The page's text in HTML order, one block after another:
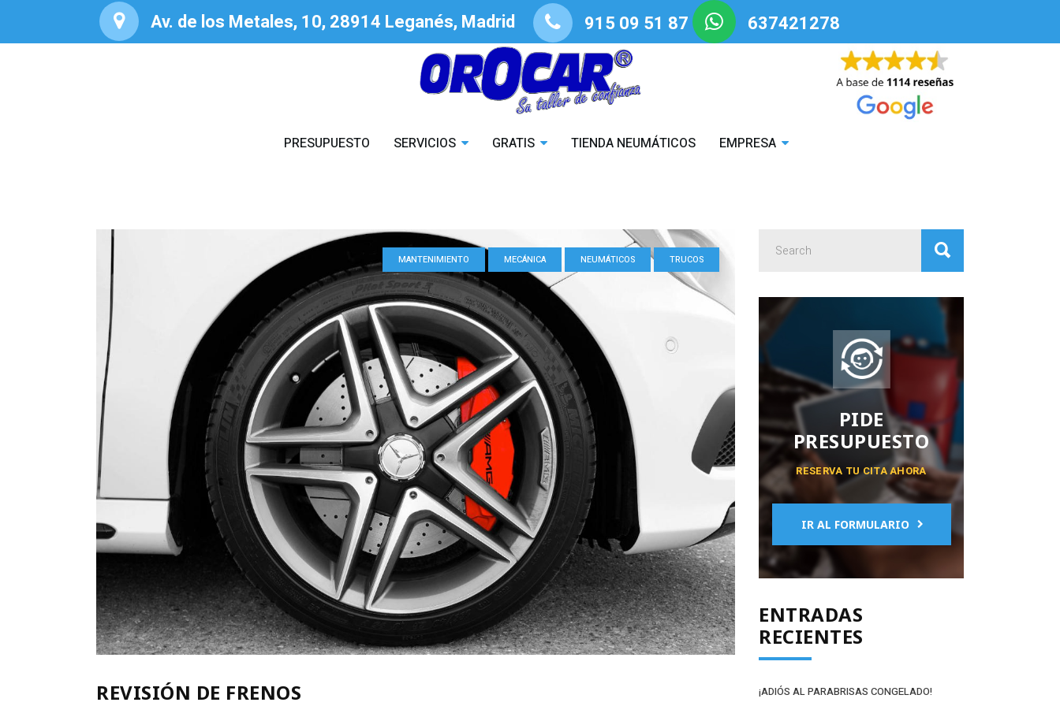
Av. de los Metales, 10, 28914 Leganés, Madrid 915 09 51 87 637421278
PRESUPUESTO SERVICIOS GRATIS TIENDA NEUMÁTICOS EMPRESA
MANTENIMIENTO MECÁNICA NEUMÁTICOS TRUCOS
REVISIÓN DE FRENOS
PIDE
PRESUPUESTO
RESERVA TU CITA AHORA
IR AL FORMULARIO
ENTRADAS
RECIENTES
¡ADIÓS AL PARABRISAS CONGELADO!